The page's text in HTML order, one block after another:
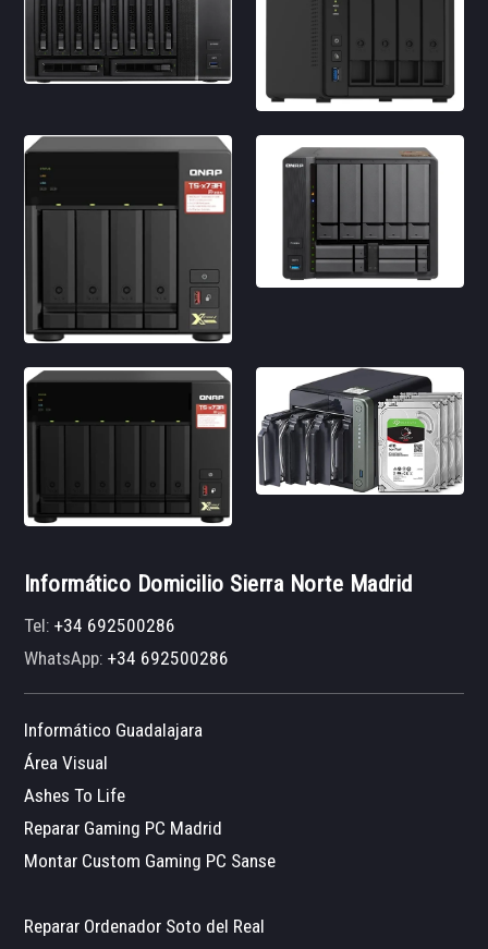
Informático Domicilio Sierra Norte Madrid
Tel:+34 692500286
WhatsApp:+34 692500286
Informático Guadalajara
Área Visual
Ashes To Life
Reparar Gaming PC Madrid
Montar Custom Gaming PC Sanse
Reparar Ordenador Soto del Real